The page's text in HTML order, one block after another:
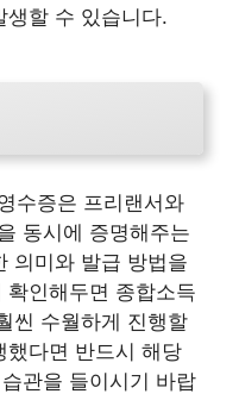
생할 수 있습니다.
수증은 프리랜서와
동시에 증명해주는
의미와 발급 방법을
인해두면 종합소득
씬 수월하게 진행할
했다면 반드시 해당
관을 들이시기 바랍